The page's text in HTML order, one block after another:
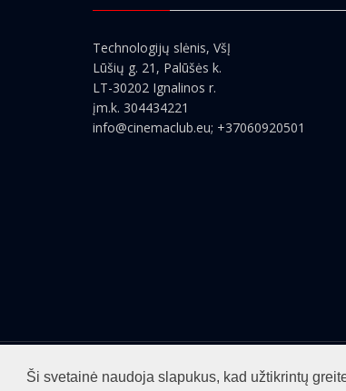
Ši svetainė naudoja slapukus, kad užtikrintų
Technologijų slėnis, VšĮ
Lūšių g. 21, Palūšės k.
LT-30202 Ignalinos r.
įm.k. 304434221
info@cinemaclub.eu; +37060920501
Visos teisės saugomos ©2026cinemaclub.lt